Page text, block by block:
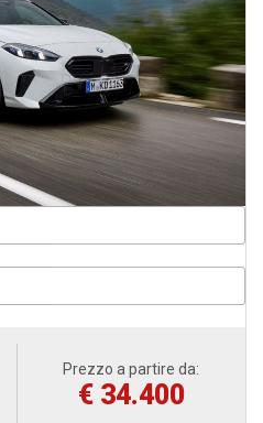
Prezzo a partire da:
€ 34.400